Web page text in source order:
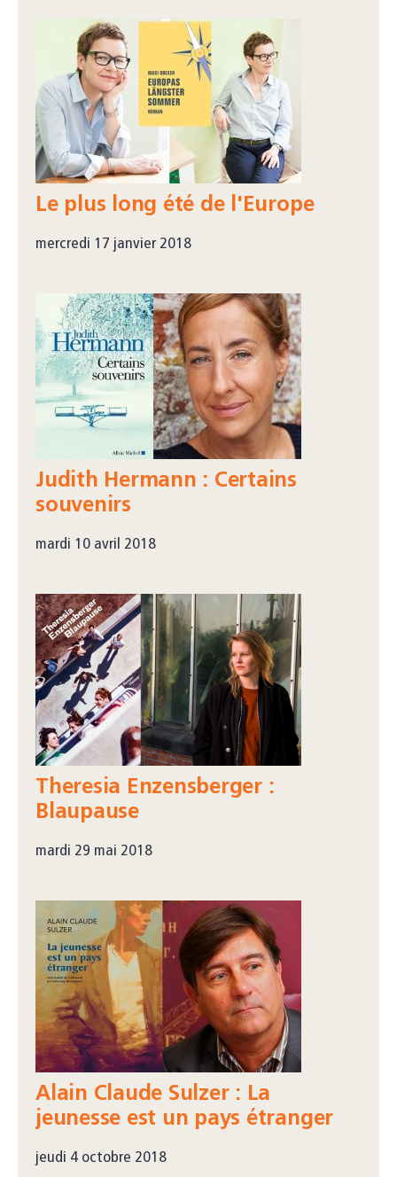
Le plus long été de l'Europe
mercredi 17 janvier 2018
Judith Hermann : Certains
souvenirs
mardi 10 avril 2018
Theresia Enzensberger :
Blaupause
mardi 29 mai 2018
Alain Claude Sulzer : La
jeunesse est un pays étranger
jeudi 4 octobre 2018